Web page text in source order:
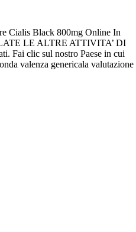
Cialis Black 800mg Online In
LE ALTRE ATTIVITA’ DI
Fai clic sul nostro Paese in cui
valenza genericala valutazione